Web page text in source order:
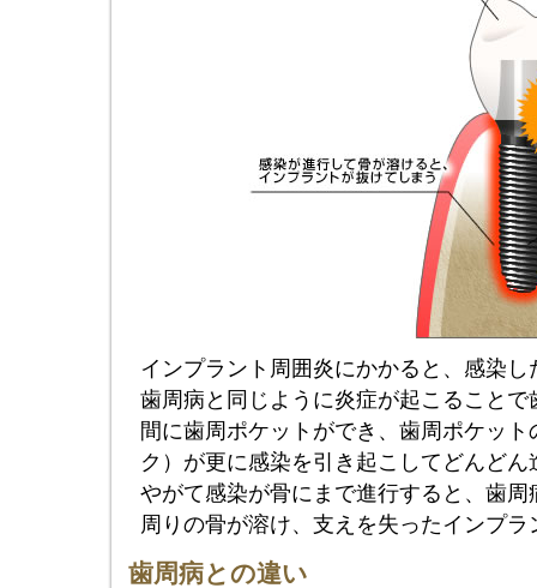
インプラント周囲炎にかかると、感染
歯周病と同じように炎症が起こること
間に歯周ポケットができ、歯周ポケッ
ク）が更に感染を引き起こしてどんど
やがて感染が骨にまで進行すると、歯
周りの骨が溶け、支えを失ったインプ
歯周病との違い